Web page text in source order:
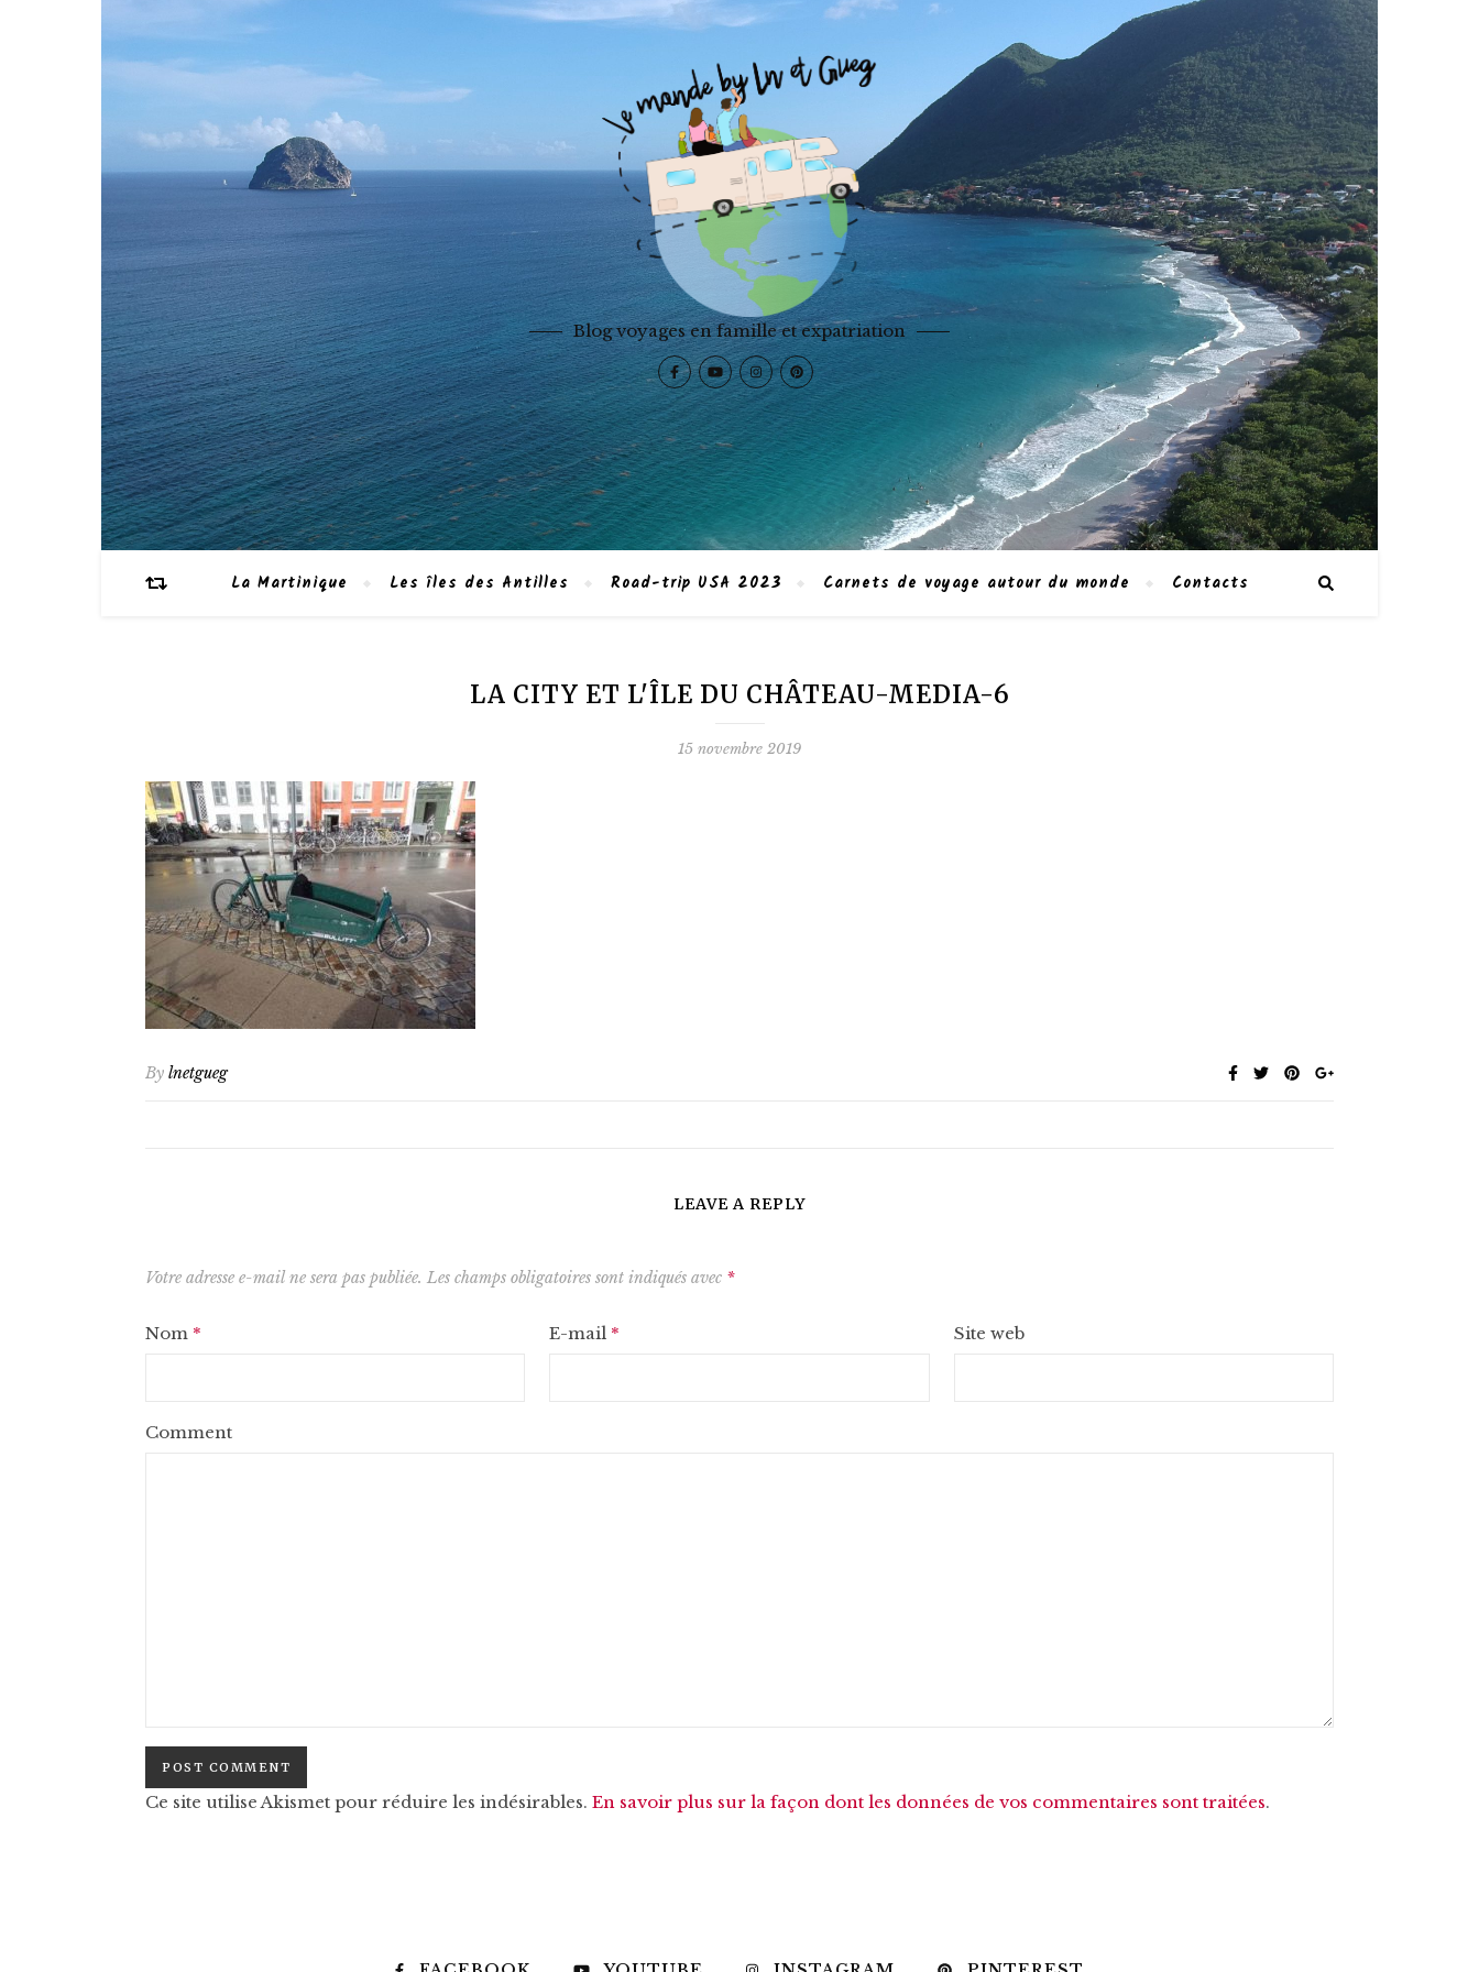
Blog voyages en famille et expatriation
La Martinique Les îles des Antilles Road-trip USA 2023 Carnets de voyage autour du monde Contacts
LA CITY ET L'ÎLE DU CHÂTEAU-MEDIA-6
15 novembre 2019
By lnetgueg
LEAVE A REPLY
Votre adresse e-mail ne sera pas publiée. Les champs obligatoires sont indiqués avec *
Nom * E-mail * Site web
Comment
Ce site utilise Akismet pour réduire les indésirables. En savoir plus sur la façon dont les données de vos commentaires sont traitées.